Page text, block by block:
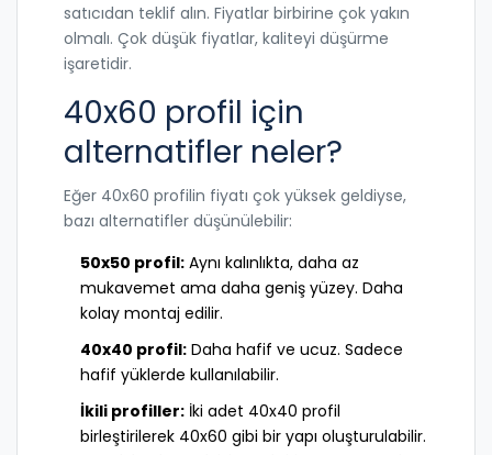
satıcıdan teklif alın. Fiyatlar birbirine çok yakın
olmalı. Çok düşük fiyatlar, kaliteyi düşürme
işaretidir.
40x60 profil için
alternatifler neler?
Eğer 40x60 profilin fiyatı çok yüksek geldiyse,
bazı alternatifler düşünülebilir:
50x50 profil: Aynı kalınlıkta, daha az
mukavemet ama daha geniş yüzey. Daha
kolay montaj edilir.
40x40 profil: Daha hafif ve ucuz. Sadece
hafif yüklerde kullanılabilir.
İkili profiller: İki adet 40x40 profil
birleştirilerek 40x60 gibi bir yapı oluşturulabilir.